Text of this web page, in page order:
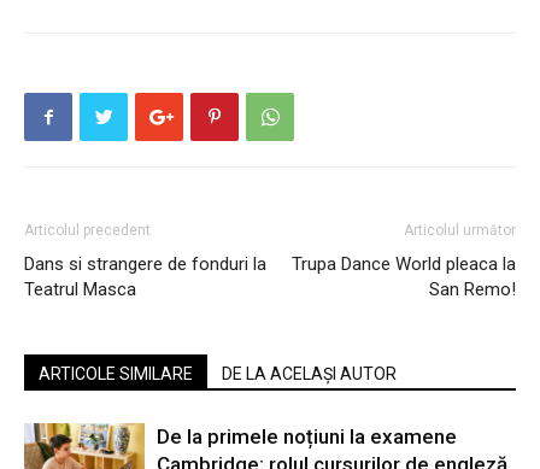
Articolul precedent
Dans si strangere de fonduri la
Teatrul Masca
Articolul următor
Trupa Dance World pleaca la
San Remo!
ARTICOLE SIMILARE DE LA ACELAȘI AUTOR
De la primele noțiuni la examene
Cambridge: rolul cursurilor de engleză